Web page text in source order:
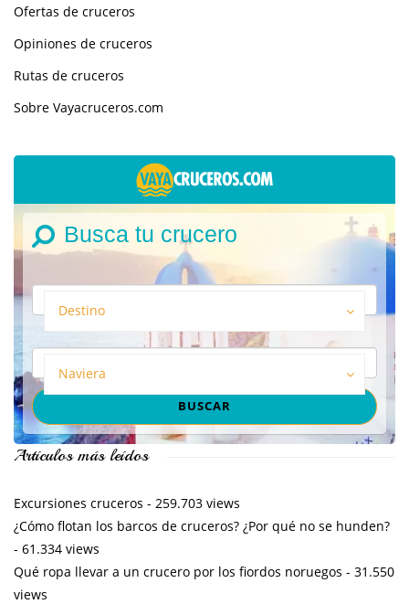
Ofertas de cruceros
Opiniones de cruceros
Rutas de cruceros
Sobre Vayacruceros.com
Busca tu crucero
Destino
Naviera
Artículos más leídos
Excursiones cruceros - 259.703 views
¿Cómo flotan los barcos de cruceros? ¿Por qué no se hunden?
- 61.334 views
Qué ropa llevar a un crucero por los fiordos noruegos - 31.550
views